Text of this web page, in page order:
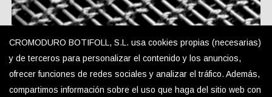
TEX-S1 Decorative Mesh
CROMODURO BOTIFOLL, S.L. usa cookies propias (necesarias)
y de terceros para personalizar el contenido y los anuncios,
ofrecer funciones de redes sociales y analizar el tráfico. Además,
compartimos información sobre el uso que haga del sitio web con